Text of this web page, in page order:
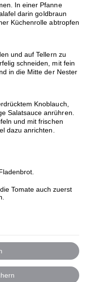
In einer Pfanne
darin goldbraun
Küchenrolle abtropfen
und auf Tellern zu
schneiden, mit fein
in die Mitte der Nester
Knoblauch,
Salatsauce anrühren.
und mit frischen
dazu anrichten.
Tomate auch zuerst